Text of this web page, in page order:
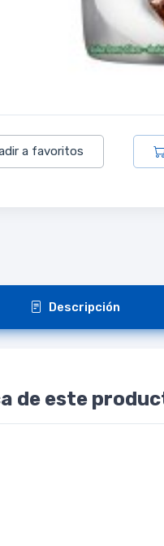
a favoritos
Descripción
de este